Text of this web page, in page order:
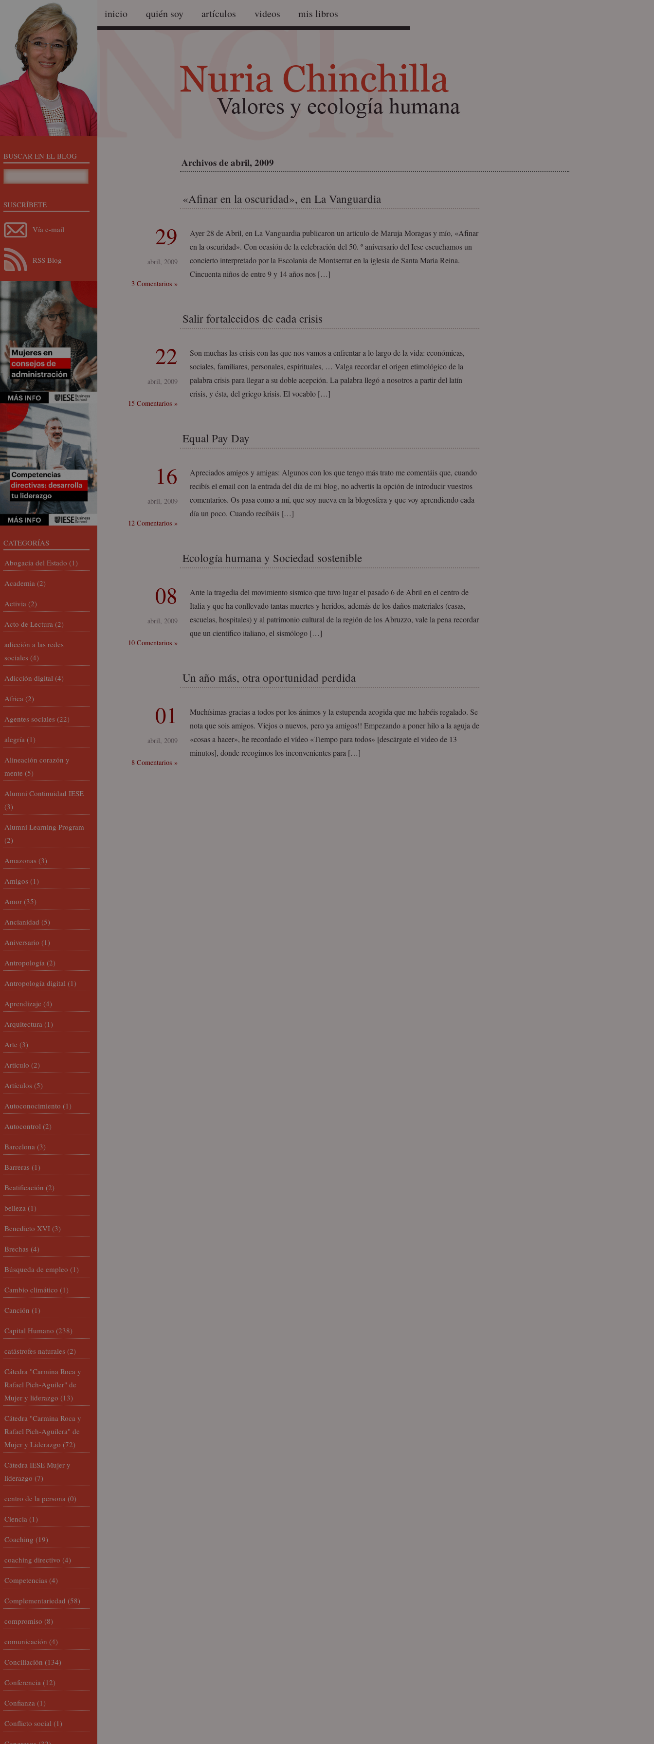
inicio quién soy artículos videos mis libros
Archivos de abril, 2009
«Afinar en la oscuridad», en La Vanguardia
29
abril, 2009
3 Comentarios »
Ayer 28 de Abril, en La Vanguardia publicaron un artículo de Maruja Moragas y mío, «Afinar
en la oscuridad». Con ocasión de la celebración del 50. º aniversario del Iese escuchamos un
concierto interpretado por la Escolania de Montserrat en la iglesia de Santa Maria Reina.
Cincuenta niños de entre 9 y 14 años nos […]
Salir fortalecidos de cada crisis
22
abril, 2009
15 Comentarios »
Son muchas las crisis con las que nos vamos a enfrentar a lo largo de la vida: económicas,
sociales, familiares, personales, espirituales, … Valga recordar el origen etimológico de la
palabra crisis para llegar a su doble acepción. La palabra llegó a nosotros a partir del latín
crisis, y ésta, del griego krisis. El vocablo […]
Equal Pay Day
16
abril, 2009
12 Comentarios »
Apreciados amigos y amigas: Algunos con los que tengo más trato me comentáis que, cuando
recibís el email con la entrada del día de mi blog, no advertís la opción de introducir vuestros
comentarios. Os pasa como a mí, que soy nueva en la blogosfera y que voy aprendiendo cada
día un poco. Cuando recibáis […]
Ecología humana y Sociedad sostenible
08
abril, 2009
10 Comentarios »
Ante la tragedia del movimiento sísmico que tuvo lugar el pasado 6 de Abril en el centro de
Italia y que ha conllevado tantas muertes y heridos, además de los daños materiales (casas,
escuelas, hospitales) y al patrimonio cultural de la región de los Abruzzo, vale la pena recordar
que un científico italiano, el sismólogo […]
Un año más, otra oportunidad perdida
01
abril, 2009
8 Comentarios »
Muchísimas gracias a todos por los ánimos y la estupenda acogida que me habéis regalado. Se
nota que sois amigos. Viejos o nuevos, pero ya amigos!! Empezando a poner hilo a la aguja de
«cosas a hacer», he recordado el vídeo «Tiempo para todos» [descárgate el video de 13
minutos], donde recogimos los inconvenientes para […]
BUSCAR EN EL BLOG
SUSCRÍBETE
Vía e-mail
RSS Blog
CATEGORÍAS
Abogacía del Estado (1)
Academia (2)
Activia (2)
Acto de Lectura (2)
adicción a las redes
sociales (4)
Adicción digital (4)
Africa (2)
Agentes sociales (22)
alegría (1)
Alineación corazón y
mente (5)
Alumni Continuidad IESE
(3)
Alumni Learning Program
(2)
Amazonas (3)
Amigos (1)
Amor (35)
Ancianidad (5)
Aniversario (1)
Antropología (2)
Antropología digital (1)
Aprendizaje (4)
Arquitectura (1)
Arte (3)
Artículo (2)
Artículos (5)
Autoconocimiento (1)
Autocontrol (2)
Barcelona (3)
Barreras (1)
Beatificación (2)
belleza (1)
Benedicto XVI (3)
Brechas (4)
Búsqueda de empleo (1)
Cambio climático (1)
Canción (1)
Capital Humano (238)
catástrofes naturales (2)
Cátedra "Carmina Roca y
Rafael Pich-Aguiler" de
Mujer y liderazgo (13)
Cátedra "Carmina Roca y
Rafael Pich-Aguilera" de
Mujer y Liderazgo (72)
Cátedra IESE Mujer y
liderazgo (7)
centro de la persona (0)
Ciencia (1)
Coaching (19)
coaching directivo (4)
Competencias (4)
Complementariedad (58)
compromiso (8)
comunicación (4)
Conciliación (134)
Conferencia (12)
Confianza (1)
Conflicto social (1)